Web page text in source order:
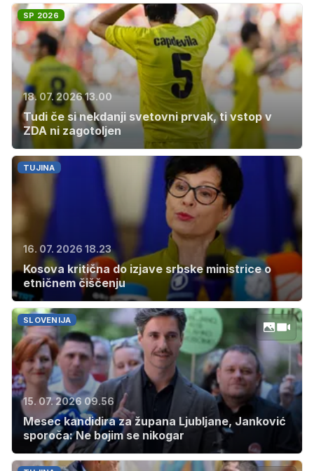
SP 2026
18. 07. 2026 13.00
Tudi če si nekdanji svetovni prvak, ti vstop v
ZDA ni zagotoljen
TUJINA
16. 07. 2026 18.23
Kosova kritična do izjave srbske ministrice o
etničnem čiščenju
SLOVENIJA
15. 07. 2026 09.56
Mesec kandidira za župana Ljubljane, Janković
sporoča: Ne bojim se nikogar